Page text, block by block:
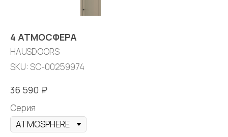
4 АТМОСФЕРА
HAUSDOORS
SKU: SC-00259974
36 590 ₽
Серия